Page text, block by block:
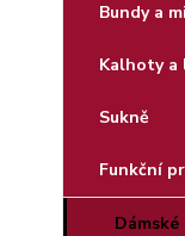
Bundy a
Kalhoty a
Sukně
Funkční
Dámské